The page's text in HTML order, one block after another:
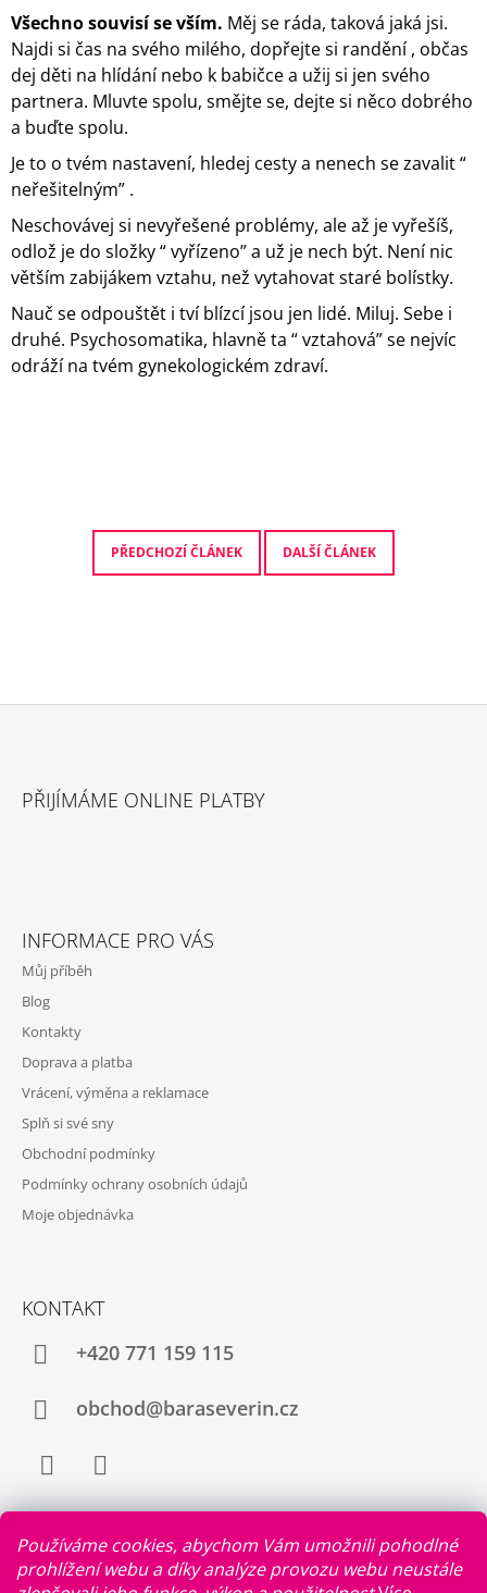
Používáme cookies, abychom Vám umožnili pohodlné
prohlížení webu a díky analýze provozu webu neustále
Všechno souvisí se vším. Měj se ráda, taková jaká jsi.
Najdi si čas na svého milého, dopřejte si randění , občas
dej děti na hlídání nebo k babičce a užij si jen svého
partnera. Mluvte spolu, smějte se, dejte si něco dobrého
a buďte spolu.
Je to o tvém nastavení, hledej cesty a nenech se zavalit “
neřešitelným” .
Neschovávej si nevyřešené problémy, ale až je vyřešíš,
odlož je do složky “ vyřízeno” a už je nech být. Není nic
větším zabijákem vztahu, než vytahovat staré bolístky.
Nauč se odpouštět i tví blízcí jsou jen lidé. Miluj. Sebe i
druhé. Psychosomatika, hlavně ta “ vztahová” se nejvíc
odráží na tvém gynekologickém zdraví.
PŘEDCHOZÍ ČLÁNEK DALŠÍ ČLÁNEK
PŘIJÍMÁME ONLINE PLATBY
INFORMACE PRO VÁS
Můj příběh
Blog
Kontakty
Doprava a platba
Vrácení, výměna a reklamace
Splň si své sny
Obchodní podmínky
Podmínky ochrany osobních údajů
Moje objednávka
KONTAKT
+420 771 159 115
obchod@baraseverin.cz